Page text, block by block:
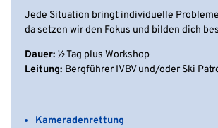
Jede Situation bringt individuelle
da setzen wir den Fokus und bilden dich
Dauer: ½ Tag plus Workshop
Leitung: Bergführer IVBV und/oder Ski
Kameradenrettung